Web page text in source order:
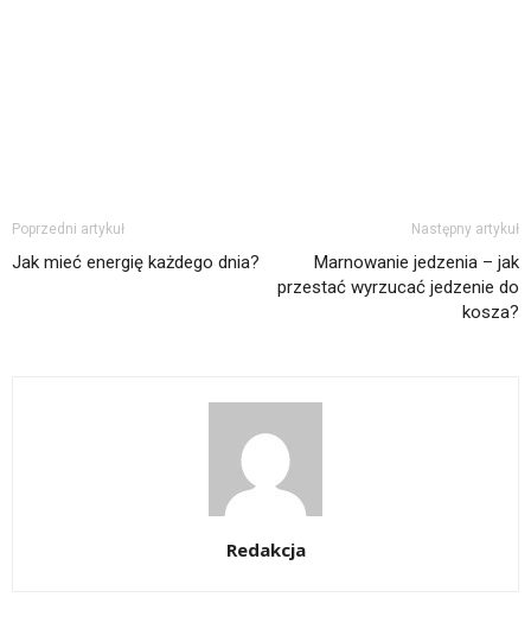
Poprzedni artykuł
Jak mieć energię każdego dnia?
Następny artykuł
Marnowanie jedzenia – jak
przestać wyrzucać jedzenie do
kosza?
Redakcja